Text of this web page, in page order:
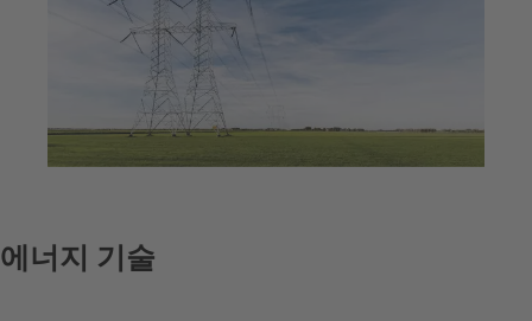
에너지 기술